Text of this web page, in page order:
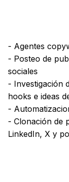
- Agentes
- Posteo de
sociales
- Investigación
hooks e ideas
-
- Clonación de
LinkedIn, X y